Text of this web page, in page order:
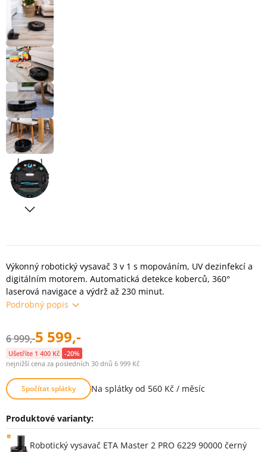
Výkonný robotický vysavač 3 v 1 s mopováním, UV dezinfekcí a
digitálním motorem. Automatická detekce koberců, 360°
laserová navigace a výdrž až 230 minut.
Podrobný popis
6 999,-5 599,-
Ušetříte 1 400 Kč -20%
nejnižší cena za posledních 30 dnů 6 999 Kč
Spočítat splátky Na splátky od 560 Kč / měsíc
Produktové varianty:
Varianty
Robotický vysavač ETA Master 2 PRO 6229 90000 černý